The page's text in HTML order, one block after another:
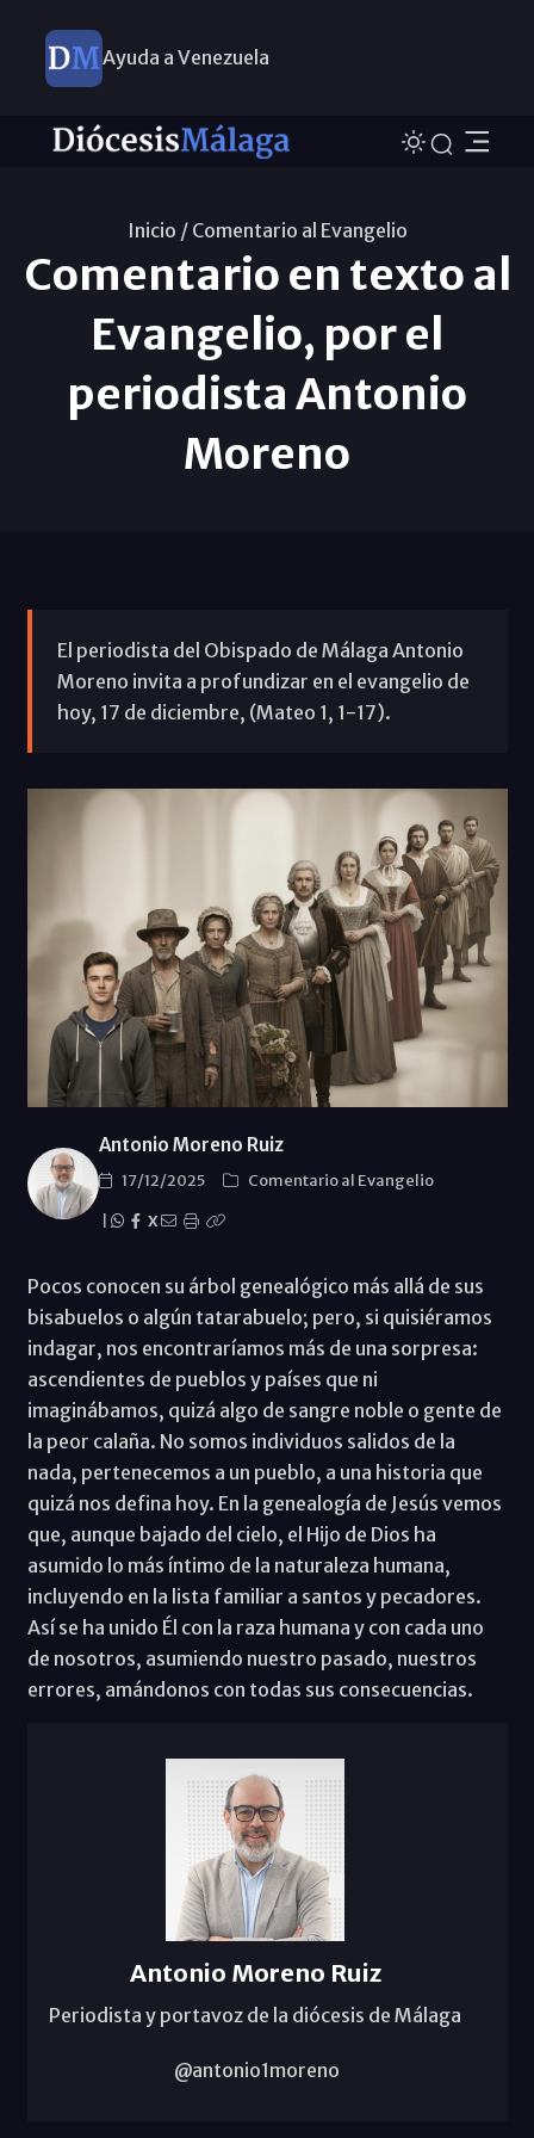
Ayuda a Venezuela
Inicio / Comentario al Evangelio
Comentario en texto al
Evangelio, por el
periodista Antonio
Moreno
El periodista del Obispado de Málaga Antonio
Moreno invita a profundizar en el evangelio de
hoy, 17 de diciembre, (Mateo 1, 1-17).
Antonio Moreno Ruiz
17/12/2025
Comentario al Evangelio
X
Pocos conocen su árbol genealógico más allá de sus
bisabuelos o algún tatarabuelo; pero, si quisiéramos
indagar, nos encontraríamos más de una sorpresa:
ascendientes de pueblos y países que ni
imaginábamos, quizá algo de sangre noble o gente de
la peor calaña. No somos individuos salidos de la
nada, pertenecemos a un pueblo, a una historia que
quizá nos defina hoy. En la genealogía de Jesús vemos
que, aunque bajado del cielo, el Hijo de Dios ha
asumido lo más íntimo de la naturaleza humana,
incluyendo en la lista familiar a santos y pecadores.
Así se ha unido Él con la raza humana y con cada uno
de nosotros, asumiendo nuestro pasado, nuestros
errores, amándonos con todas sus consecuencias.
Antonio Moreno Ruiz
Periodista y portavoz de la diócesis de Málaga
@antonio1moreno